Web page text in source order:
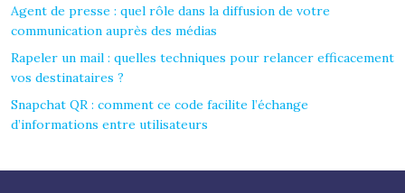
Agent de presse : quel rôle dans la diffusion de votre
communication auprès des médias
Rapeler un mail : quelles techniques pour relancer efficacement
vos destinataires ?
Snapchat QR : comment ce code facilite l’échange
d’informations entre utilisateurs